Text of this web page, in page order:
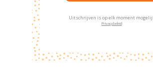
Uitschrijven is op elk moment
Privacybeleid